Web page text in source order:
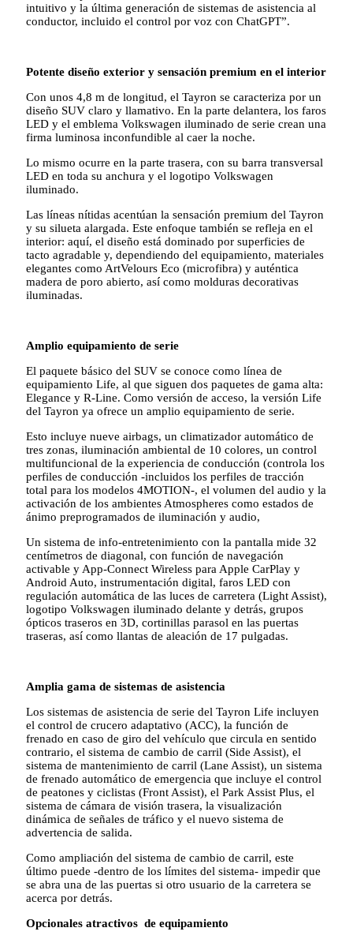
intuitivo y la última generación de sistemas de asistencia al
conductor, incluido el control por voz con ChatGPT”.
Potente diseño exterior y sensación premium en el interior
Con unos 4,8 m de longitud, el Tayron se caracteriza por un
diseño SUV claro y llamativo. En la parte delantera, los faros
LED y el emblema Volkswagen iluminado de serie crean una
firma luminosa inconfundible al caer la noche.
Lo mismo ocurre en la parte trasera, con su barra transversal
LED en toda su anchura y el logotipo Volkswagen
iluminado.
Las líneas nítidas acentúan la sensación premium del Tayron
y su silueta alargada. Este enfoque también se refleja en el
interior: aquí, el diseño está dominado por superficies de
tacto agradable y, dependiendo del equipamiento, materiales
elegantes como ArtVelours Eco (microfibra) y auténtica
madera de poro abierto, así como molduras decorativas
iluminadas.
Amplio equipamiento de serie
El paquete básico del SUV se conoce como línea de
equipamiento Life, al que siguen dos paquetes de gama alta:
Elegance y R-Line. Como versión de acceso, la versión Life
del Tayron ya ofrece un amplio equipamiento de serie.
Esto incluye nueve airbags, un climatizador automático de
tres zonas, iluminación ambiental de 10 colores, un control
multifuncional de la experiencia de conducción (controla los
perfiles de conducción -incluidos los perfiles de tracción
total para los modelos 4MOTION-, el volumen del audio y la
activación de los ambientes Atmospheres como estados de
ánimo preprogramados de iluminación y audio,
Un sistema de info-entretenimiento con la pantalla mide 32
centímetros de diagonal, con función de navegación
activable y App-Connect Wireless para Apple CarPlay y
Android Auto, instrumentación digital, faros LED con
regulación automática de las luces de carretera (Light Assist),
logotipo Volkswagen iluminado delante y detrás, grupos
ópticos traseros en 3D, cortinillas parasol en las puertas
traseras, así como llantas de aleación de 17 pulgadas.
Amplia gama de sistemas de asistencia
Los sistemas de asistencia de serie del Tayron Life incluyen
el control de crucero adaptativo (ACC), la función de
frenado en caso de giro del vehículo que circula en sentido
contrario, el sistema de cambio de carril (Side Assist), el
sistema de mantenimiento de carril (Lane Assist), un sistema
de frenado automático de emergencia que incluye el control
de peatones y ciclistas (Front Assist), el Park Assist Plus, el
sistema de cámara de visión trasera, la visualización
dinámica de señales de tráfico y el nuevo sistema de
advertencia de salida.
Como ampliación del sistema de cambio de carril, este
último puede -dentro de los límites del sistema- impedir que
se abra una de las puertas si otro usuario de la carretera se
acerca por detrás.
Opcionales atractivos de equipamiento